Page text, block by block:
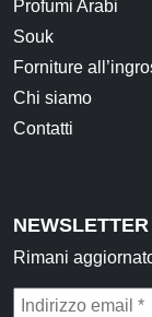
Profumi Arabi
Souk
Forniture
Chi siamo
Contatti
NEWSLETTER
Rimani